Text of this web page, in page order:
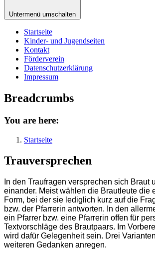
Untermenü umschalten
Startseite
Kinder- und Jugendseiten
Kontakt
Förderverein
Datenschutzerklärung
Impressum
Breadcrumbs
You are here:
Startseite
Trauversprechen
In den Traufragen versprechen sich Braut
einander. Meist wählen die Brautleute die
Form, bei der sie lediglich kurz auf die
bzw. der Pfarrerin antworten. In den
ein Pfarrer bzw. eine Pfarrerin offen für
Textvorschläge des Brautpaars. Im
wird dafür Gelegenheit sein. Drei
weiteren Gedanken anregen.